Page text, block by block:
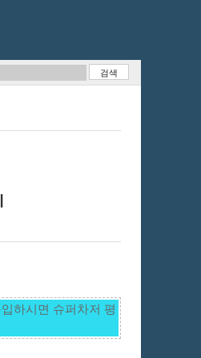
하시면 슈퍼차저 평